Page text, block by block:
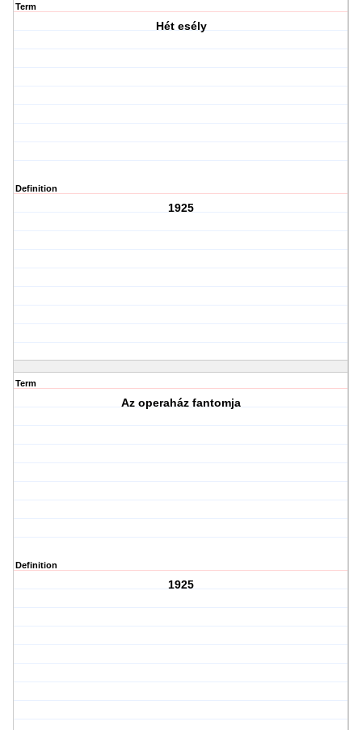
Term
Hét esély
Definition
1925
Term
Az operaház fantomja
Definition
1925